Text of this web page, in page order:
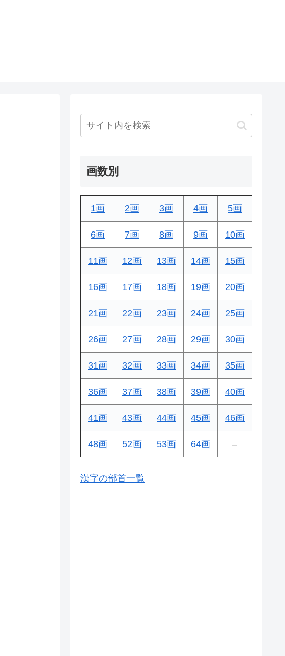
画数別
1画 2画 3画 4画 5画
6画 7画 8画 9画 10画
11画 12画 13画 14画 15画
16画 17画 18画 19画 20画
21画 22画 23画 24画 25画
26画 27画 28画 29画 30画
31画 32画 33画 34画 35画
36画 37画 38画 39画 40画
41画 43画 44画 45画 46画
48画 52画 53画 64画 –
漢字の部首一覧